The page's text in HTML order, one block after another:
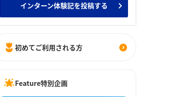
インターン体験記を投稿する
初めてご利用される方
Feature特別企画